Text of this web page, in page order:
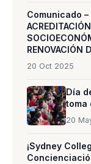
Comunicado –
RENOVACIÓN
20 Oct 2025
Día
toma
20
¡Sydney